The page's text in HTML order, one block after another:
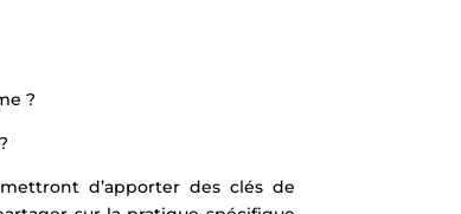
?
d’apporter des clés de